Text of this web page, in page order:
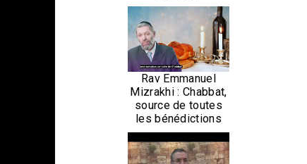
Rav Emmanuel
Mizrakhi : Chabbat,
source de toutes
les bénédictions